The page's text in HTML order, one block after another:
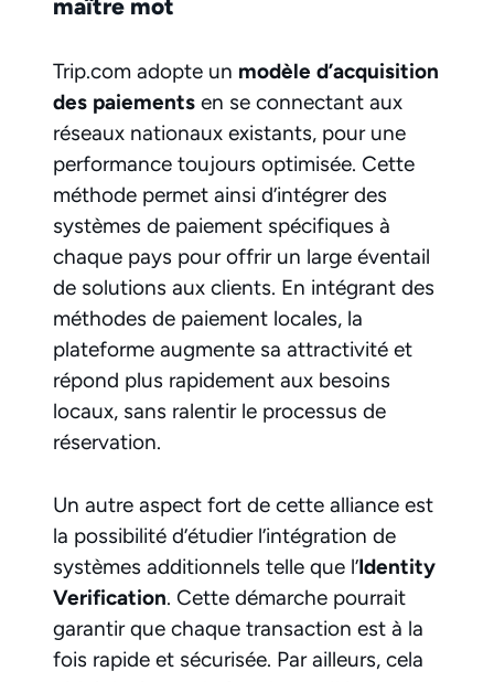
maître mot
Trip.com adopte un modèle d’acquisition
des paiements en se connectant aux
réseaux nationaux existants, pour une
performance toujours optimisée. Cette
méthode permet ainsi d’intégrer des
systèmes de paiement spécifiques à
chaque pays pour offrir un large éventail
de solutions aux clients. En intégrant des
méthodes de paiement locales, la
plateforme augmente sa attractivité et
répond plus rapidement aux besoins
locaux, sans ralentir le processus de
réservation.
Un autre aspect fort de cette alliance est
la possibilité d’étudier l’intégration de
systèmes additionnels telle que l’Identity
Verification. Cette démarche pourrait
garantir que chaque transaction est à la
fois rapide et sécurisée. Par ailleurs, cela